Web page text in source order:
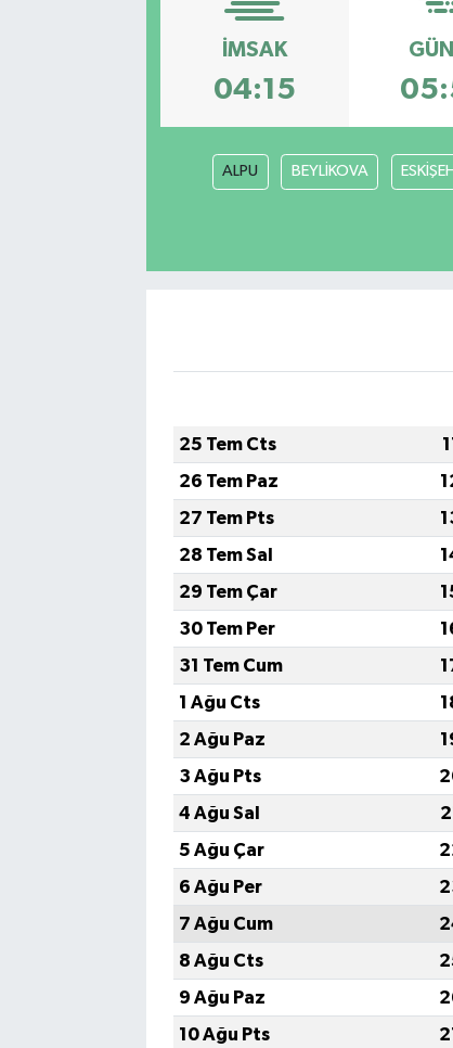
İMSAK
04:15
ALPU BEYLİKOVA
25 Tem Cts
26 Tem Paz
27 Tem Pts
28 Tem Sal
29 Tem Çar
30 Tem Per
31 Tem Cum
1 Ağu Cts
2 Ağu Paz
3 Ağu Pts
4 Ağu Sal
5 Ağu Çar
6 Ağu Per
7 Ağu Cum
8 Ağu Cts
9 Ağu Paz
10 Ağu Pts